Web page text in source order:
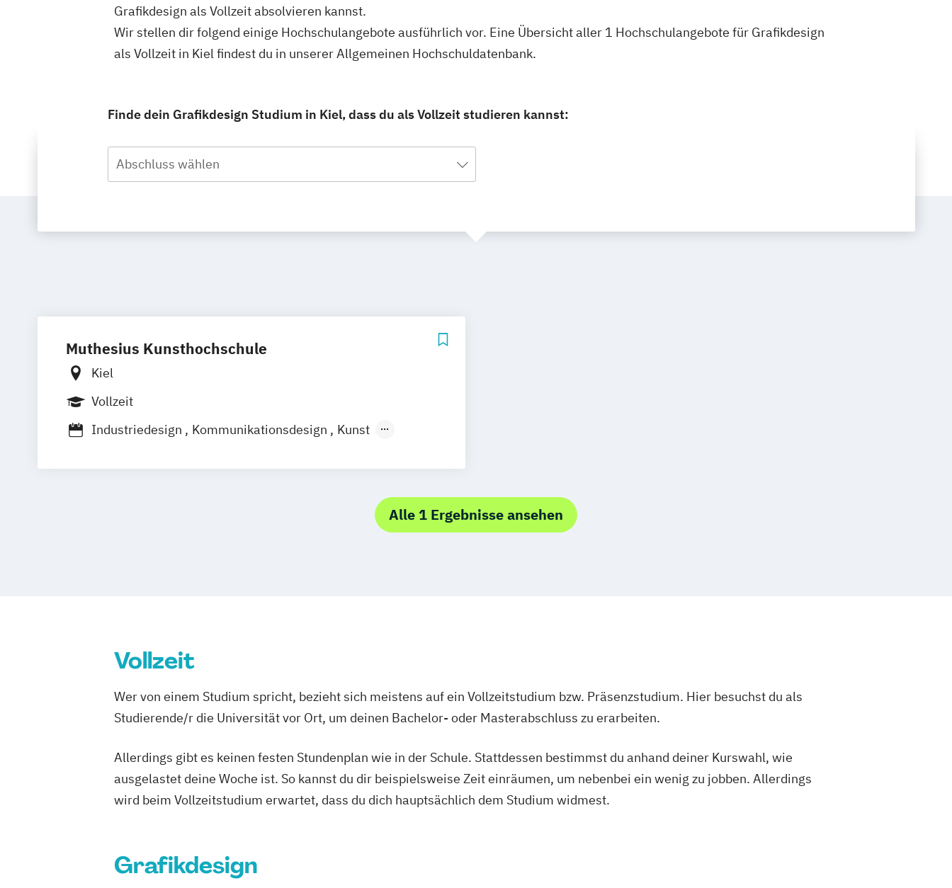
Grafikdesign als Vollzeit absolvieren kannst.
Wir stellen dir folgend einige Hochschulangebote ausführlich vor. Eine Übersicht aller 1 Hochschulangebote für Grafikdesign
als Vollzeit in Kiel findest du in unserer Allgemeinen Hochschuldatenbank.
Finde dein Grafikdesign Studium in Kiel, dass du als Vollzeit studieren kannst:
Abschluss wählen
Muthesius Kunsthochschule
Kiel
Vollzeit
Industriedesign
Kommunikationsdesign
Kunst
Alle 1 Ergebnisse ansehen
Vollzeit
Wer von einem Studium spricht, bezieht sich meistens auf ein Vollzeitstudium bzw. Präsenzstudium. Hier besuchst du als
Studierende/r die Universität vor Ort, um deinen Bachelor- oder Masterabschluss zu erarbeiten.
Allerdings gibt es keinen festen Stundenplan wie in der Schule. Stattdessen bestimmst du anhand deiner Kurswahl, wie
ausgelastet deine Woche ist. So kannst du dir beispielsweise Zeit einräumen, um nebenbei ein wenig zu jobben. Allerdings
wird beim Vollzeitstudium erwartet, dass du dich hauptsächlich dem Studium widmest.
Grafikdesign